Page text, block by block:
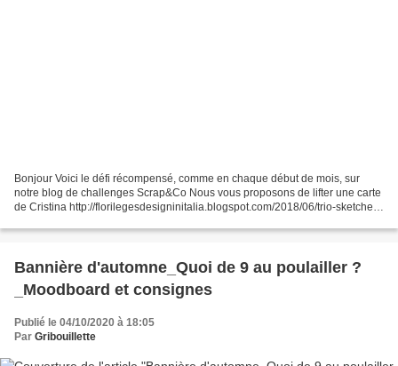
Bonjour Voici le défi récompensé, comme en chaque début de mois, sur
notre blog de challenges Scrap&Co Nous vous proposons de lifter une carte
de Cristina http://florilegesdesigninitalia.blogspot.com/2018/06/trio-sketches-
Bannière d'automne_Quoi de 9 au poulailler ?
_Moodboard et consignes
Publié le 04/10/2020 à 18:05
Par Gribouillette